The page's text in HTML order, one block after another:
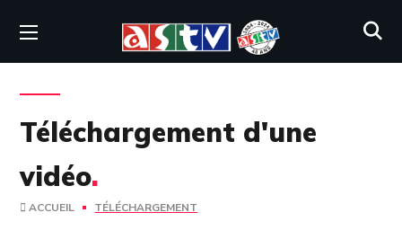
Téléchargement d'une
vidéo.
ACCUEIL TÉLÉCHARGEMENT